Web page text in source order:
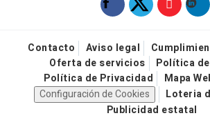
Contacto Aviso legal
Oferta de servicios
Política
Política de Privacidad
Mapa
Configuración de Cookies
Loteria
Publicidad estatal